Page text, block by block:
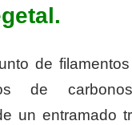
de
de
un entramado